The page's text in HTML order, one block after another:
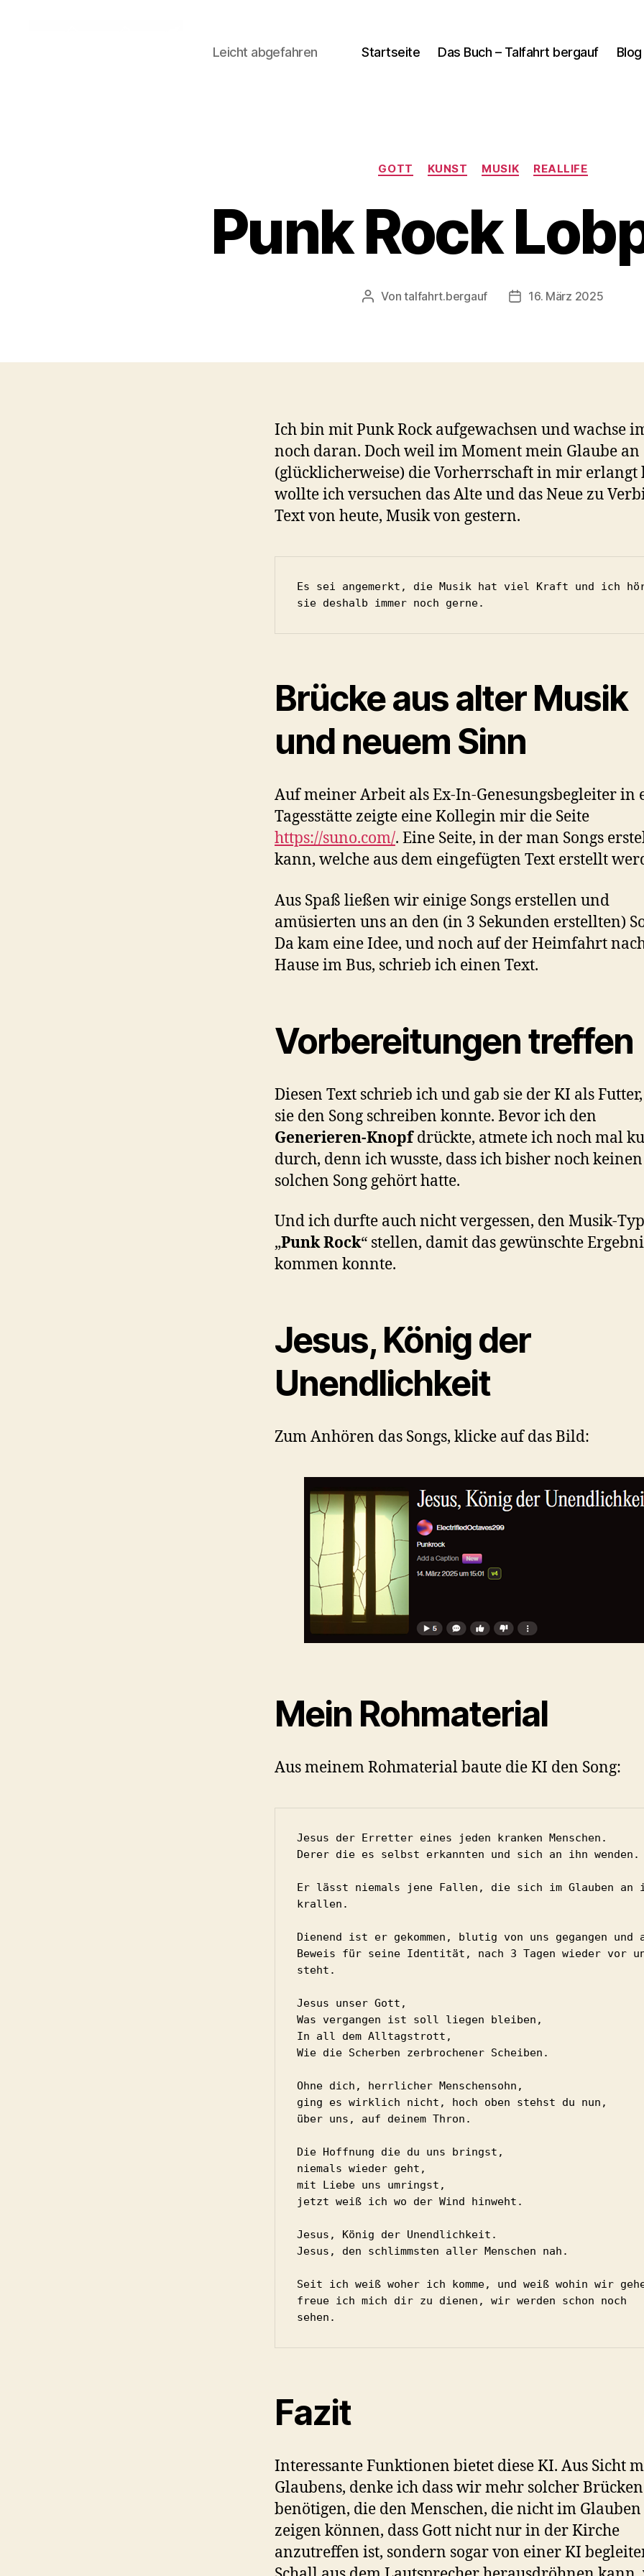
Leicht abgefahren Startseite Das Buch – Talfahrt bergauf Blog
Kategorien
GOTT KUNST MUSIK REALLIFE
Punk Rock
Beitragsautor
Vontalfahrt.bergauf Veröffentlichungsdatum
16. März 2025
Ich bin mit Punk Rock aufgewachsen und wachse
noch daran. Doch weil im Moment mein Glaube an
(glücklicherweise) die Vorherrschaft in mir erlangt
wollte ich versuchen das Alte und das Neue zu
Text von heute, Musik von gestern.
Es sei angemerkt, die Musik hat viel Kraft und ich
sie deshalb immer noch gerne.
Brücke aus alter Musik
und neuem Sinn
Auf meiner Arbeit als Ex-In-Genesungsbegleiter in
Tagesstätte zeigte eine Kollegin mir die Seite
https://suno.com/. Eine Seite, in der man Songs
kann, welche aus dem eingefügten Text erstellt
Aus Spaß ließen wir einige Songs erstellen und
amüsierten uns an den (in 3 Sekunden erstellten)
Da kam eine Idee, und noch auf der Heimfahrt
Hause im Bus, schrieb ich einen Text.
Vorbereitungen treffen
Diesen Text schrieb ich und gab sie der KI als
sie den Song schreiben konnte. Bevor ich den
Generieren-Knopfdrückte, atmete ich noch mal
durch, denn ich wusste, dass ich bisher noch keinen
solchen Song gehört hatte.
Und ich durfte auch nicht vergessen, den Musik-
„Punk Rock“ stellen, damit das gewünschte
kommen konnte.
Jesus, König der
Unendlichkeit
Zum Anhören das Songs, klicke auf das Bild:
Mein Rohmaterial
Aus meinem Rohmaterial baute die KI den Song:
Jesus der Erretter eines jeden kranken Menschen.
Derer die es selbst erkannten und sich an ihn wenden.
Er lässt niemals jene Fallen, die sich im Glauben an
krallen.
Dienend ist er gekommen, blutig von uns gegangen und
Beweis für seine Identität, nach 3 Tagen wieder vor
steht.
Jesus unser Gott,
Was vergangen ist soll liegen bleiben,
In all dem Alltagstrott,
Wie die Scherben zerbrochener Scheiben.
Ohne dich, herrlicher Menschensohn,
ging es wirklich nicht, hoch oben stehst du nun,
über uns, auf deinem Thron.
Die Hoffnung die du uns bringst,
niemals wieder geht,
mit Liebe uns umringst,
jetzt weiß ich wo der Wind hinweht.
Jesus, König der Unendlichkeit.
Jesus, den schlimmsten aller Menschen nah.
Seit ich weiß woher ich komme, und weiß wohin wir
freue ich mich dir zu dienen, wir werden schon noch
sehen.
Fazit
Interessante Funktionen bietet diese KI. Aus Sicht
Glaubens, denke ich dass wir mehr solcher Brücken
benötigen, die den Menschen, die nicht im
zeigen können, dass Gott nicht nur in der Kirche
anzutreffen ist, sondern sogar von einer KI